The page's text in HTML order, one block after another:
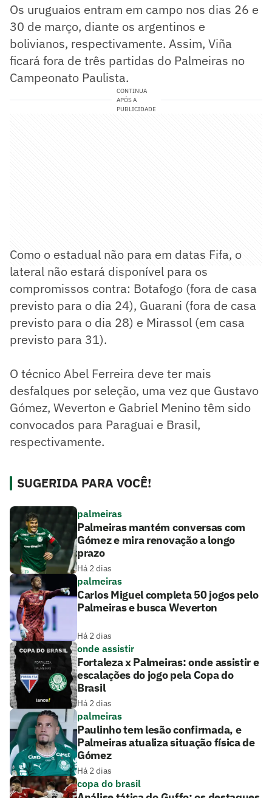
Os uruguaios entram em campo nos dias 26 e
30 de março, diante os argentinos e
bolivianos, respectivamente. Assim, Viña
ficará fora de três partidas do Palmeiras no
Campeonato Paulista.
CONTINUA
APÓS A
PUBLICIDADE
Como o estadual não para em datas Fifa, o
lateral não estará disponível para os
compromissos contra: Botafogo (fora de casa
previsto para o dia 24), Guarani (fora de casa
previsto para o dia 28) e Mirassol (em casa
previsto para 31).
O técnico Abel Ferreira deve ter mais
desfalques por seleção, uma vez que Gustavo
Gómez, Weverton e Gabriel Menino têm sido
convocados para Paraguai e Brasil,
respectivamente.
SUGERIDA PARA VOCÊ!
palmeiras
Palmeiras mantém conversas com
Gómez e mira renovação a longo
prazo
Há 2 dias
palmeiras
Carlos Miguel completa 50 jogos pelo
Palmeiras e busca Weverton
Há 2 dias
onde assistir
Fortaleza x Palmeiras: onde assistir e
escalações do jogo pela Copa do
Brasil
Há 2 dias
palmeiras
Paulinho tem lesão confirmada, e
Palmeiras atualiza situação física de
Gómez
Há 2 dias
copa do brasil